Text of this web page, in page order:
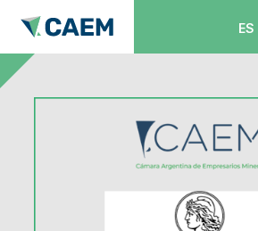
ES